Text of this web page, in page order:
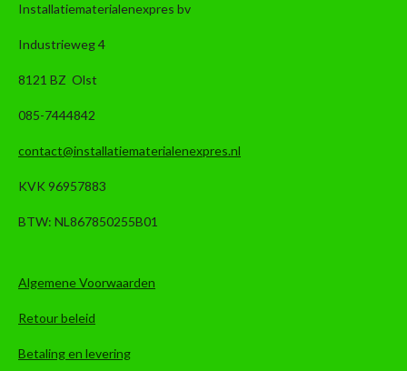
Installatiematerialenexpres bv
Industrieweg 4
8121 BZ Olst
085-7444842
contact@installatiematerialenexpres.nl
KVK 96957883
BTW: NL867850255B01
Algemene Voorwaarden
Retour beleid
Betaling en levering